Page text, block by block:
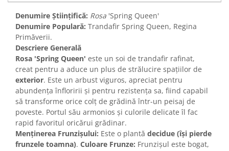
Denumire Științifică: Rosa 'Spring Queen'
Denumire Populară: Trandafir Spring Queen, Regina
Primăverii.
Descriere Generală
Rosa 'Spring Queen' este un soi de trandafir rafinat,
creat pentru a aduce un plus de strălucire spațiilor de
exterior. Este un arbust viguros, apreciat pentru
abundența înfloririi și pentru rezistența sa, fiind capabil
să transforme orice colț de grădină într-un peisaj de
poveste. Portul său armonios și culorile delicate îl fac
rapid favoritul oricărui grădinar.
Menținerea Frunzișului: Este o plantă decidue (își pierde
frunzele toamna). Culoare Frunze: Frunzișul este bogat,